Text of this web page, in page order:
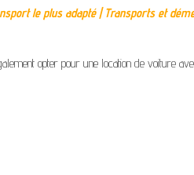
le plus adapté | Transports et
opter pour une location de voiture